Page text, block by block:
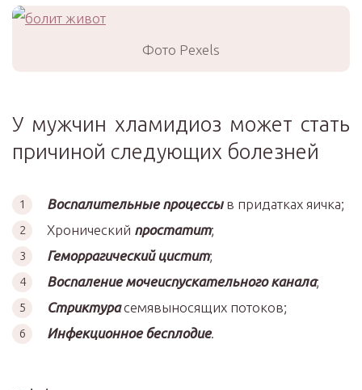
Фото Pexels
У мужчин хламидиоз может стать
причиной следующих болезней
Воспалительные процессыв придатках яичка;
Хронический простатит;
Геморрагический цистит;
Воспаление мочеиспускательного канала;
Стриктура семявыносящих потоков;
Инфекционное бесплодие.